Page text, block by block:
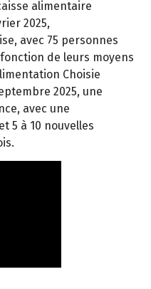
alimentaire
2025,
avec 75 personnes
de leurs moyens
Choisie
2025, une
avec une
5 à 10 nouvelles